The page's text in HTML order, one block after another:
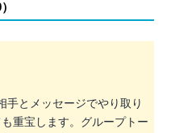
）
手とメッセージでやり取り
重宝します。グループトー